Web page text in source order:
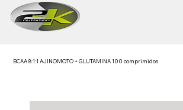
BCAA 8:1:1 AJINOMOTO + GLUTAMINA 100 comprimidos